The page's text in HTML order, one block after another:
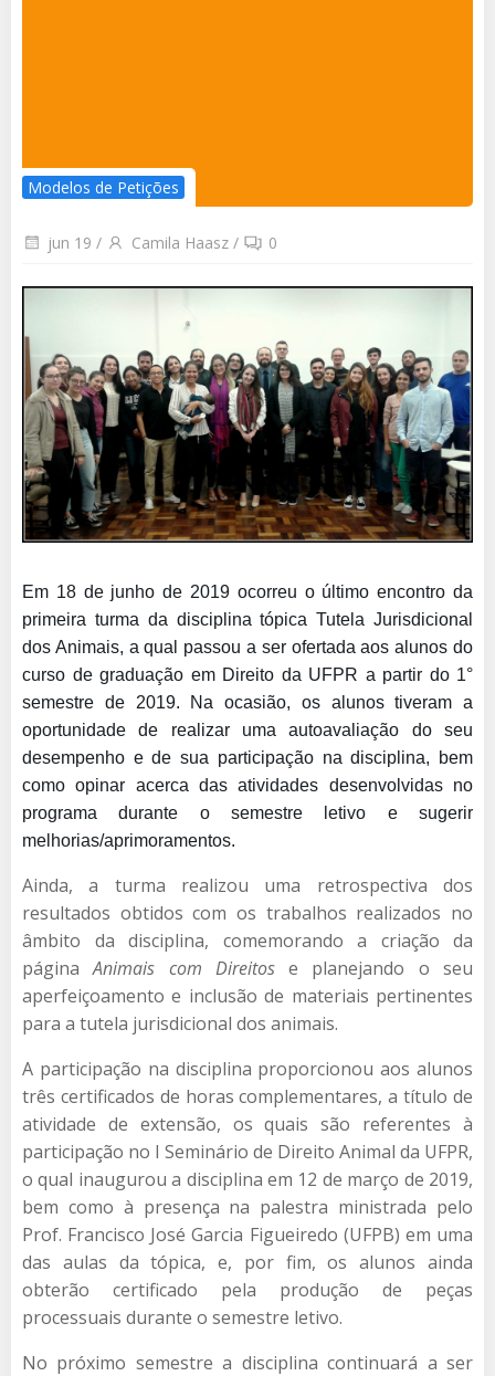
Modelos de Petições
jun 19 / Camila Haasz / 0
Em 18 de junho de 2019 ocorreu o último encontro da
primeira turma da disciplina tópica Tutela Jurisdicional
dos Animais, a qual passou a ser ofertada aos alunos do
curso de graduação em Direito da UFPR a partir do 1°
semestre de 2019. Na ocasião, os alunos tiveram a
oportunidade de realizar uma autoavaliação do seu
desempenho e de sua participação na disciplina, bem
como opinar acerca das atividades desenvolvidas no
programa durante o semestre letivo e sugerir
melhorias/aprimoramentos.
Ainda, a turma realizou uma retrospectiva dos
resultados obtidos com os trabalhos realizados no
âmbito da disciplina, comemorando a criação da
páginaAnimais com Direitose planejando o seu
aperfeiçoamento e inclusão de materiais pertinentes
para a tutela jurisdicional dos animais.
A participação na disciplina proporcionou aos alunos
três certificados de horas complementares, a título de
atividade de extensão, os quais são referentes à
participação no I Seminário de Direito Animal da UFPR,
o qual inaugurou a disciplina em 12 de março de 2019,
bem como à presença na palestra ministrada pelo
Prof. Francisco José Garcia Figueiredo (UFPB) em uma
das aulas da tópica, e, por fim, os alunos ainda
obterão certificado pela produção de peças
processuais durante o semestre letivo.
No próximo semestre a disciplina continuará a ser